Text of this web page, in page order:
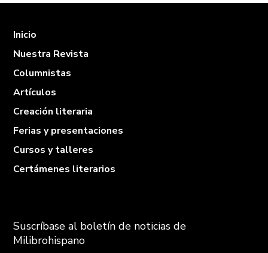
Inicio
Nuestra Revista
Columnistas
Artículos
Creación literaria
Ferias y presentaciones
Cursos y talleres
Certámenes literarios
Suscríbase al boletín de noticias de
Milibrohispano